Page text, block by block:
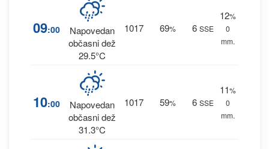
09:00
Napovedan
občasni dež
29.5°C
1017 69% 6 SSE
12%
0
mm.
10:00
Napovedan
občasni dež
31.3°C
1017 59% 6 SSE
11%
0
mm.